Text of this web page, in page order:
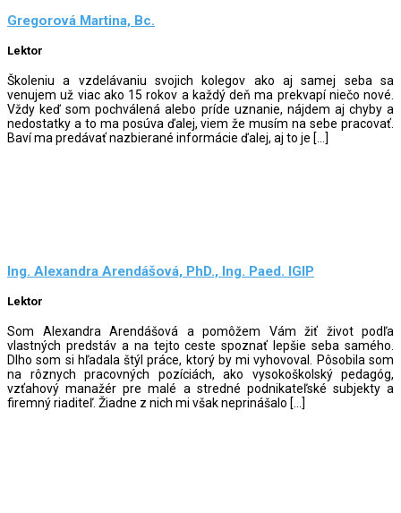
Gregorová Martina, Bc.
Lektor
Školeniu a vzdelávaniu svojich kolegov ako aj samej seba sa
venujem už viac ako 15 rokov a každý deň ma prekvapí niečo nové.
Vždy keď som pochválená alebo príde uznanie, nájdem aj chyby a
nedostatky a to ma posúva ďalej, viem že musím na sebe pracovať.
Baví ma predávať nazbierané informácie ďalej, aj to je […]
Ing. Alexandra Arendášová, PhD., Ing. Paed. IGIP
Lektor
Som Alexandra Arendášová a pomôžem Vám žiť život podľa
vlastných predstáv a na tejto ceste spoznať lepšie seba samého.
Dlho som si hľadala štýl práce, ktorý by mi vyhovoval. Pôsobila som
na rôznych pracovných pozíciách, ako vysokoškolský pedagóg,
vzťahový manažér pre malé a stredné podnikateľské subjekty a
firemný riaditeľ. Žiadne z nich mi však neprinášalo […]